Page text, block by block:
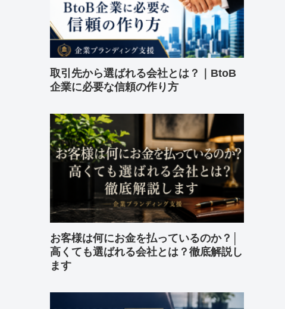
取引先から選ばれる会社とは？｜BtoB
企業に必要な信頼の作り方
お客様は何にお金を払っているのか？│
高くても選ばれる会社とは？徹底解説し
ます